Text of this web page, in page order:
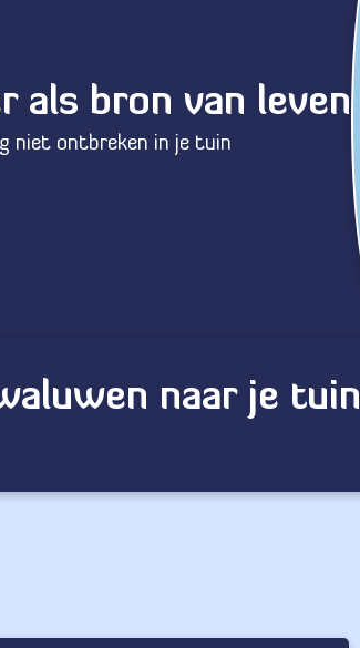
als bron van leven
niet ontbreken in je tuin
naar je tuin